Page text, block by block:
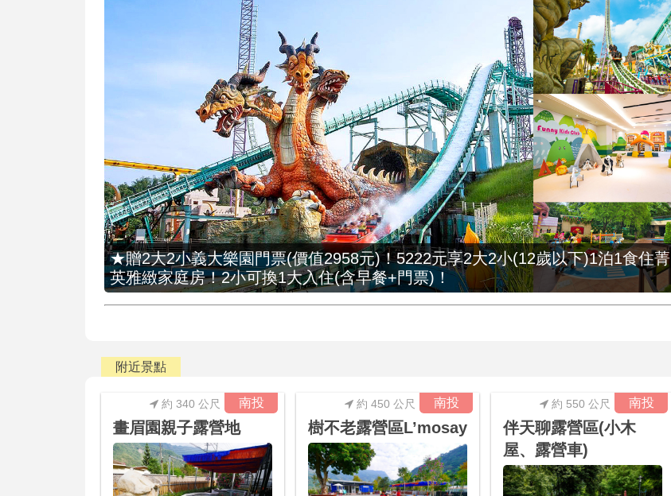
★贈2大2小義大樂園門票(價值2958元)！5222元享2大2小(12歲以下)1泊1食住菁
英雅緻家庭房！2小可換1大入住(含早餐+門票)！
附近景點
南投
約 340 公尺
畫眉園親子露營地
南投
約 450 公尺
樹不老露營區L’mosay
南投
約 550 公尺
伴天聊露營區(小木
屋、露營車)